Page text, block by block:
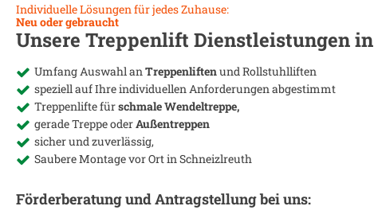
Individuelle Lösungen für jedes Zuhause:
Neu oder gebraucht
Unsere Treppenlift Dienstleistungen in
Umfang Auswahl an Treppenliftenund Rollstuhlliften
speziell auf Ihre individuellen Anforderungen abgestimmt
Treppenlifte fürschmale Wendeltreppe,
gerade Treppe oderAußentreppen
sicher und zuverlässig,
Saubere Montage vor Ort in Schneizlreuth
Förderberatung und Antragstellung bei uns: